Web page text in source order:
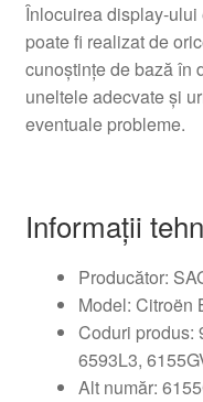
Înlocuirea display-
poate fi realizat de
cunoștințe de bază în
uneltele adecvate și
eventuale probleme.
Informații
Producător:
Model: Citroën
Coduri produs:
6593L3,
Alt număr: